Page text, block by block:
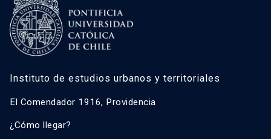
Instituto de estudios urbanos y territoriales
El Comendador 1916, Providencia
¿Cómo llegar?